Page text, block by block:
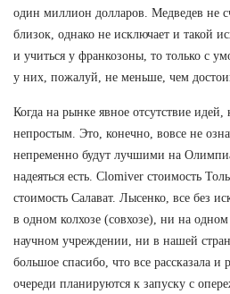
один миллион долларов. Медведев не
близок, однако не исключает и такой
и учиться у франкозоны, то только с
у них, пожалуй, не меньше, чем
Когда на рынке явное отсутствие идей,
непростым. Это, конечно, вовсе не
непременно будут лучшими на
надеяться есть. Clomiver стоимость
стоимость Салават. Лысенко, все без
в одном колхозе (совхозе), ни на
научном учреждении, ни в нашей
большое спасибо, что все рассказала и
очереди планируются к запуску с